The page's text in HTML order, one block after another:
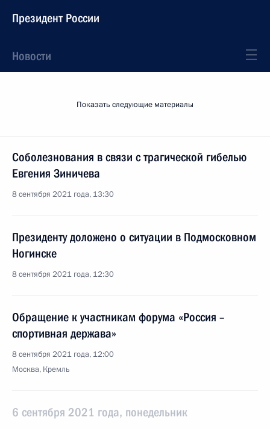
Президент России
Новости
Показать следующие материалы
Соболезнования в связи с трагической гибелью
Евгения Зиничева
8 сентября 2021 года, 13:30
Президенту доложено о ситуации в Подмосковном
Ногинске
8 сентября 2021 года, 12:30
Обращение к участникам форума «Россия –
спортивная держава»
8 сентября 2021 года, 12:00
Москва, Кремль
6 сентября 2021 года, понедельник